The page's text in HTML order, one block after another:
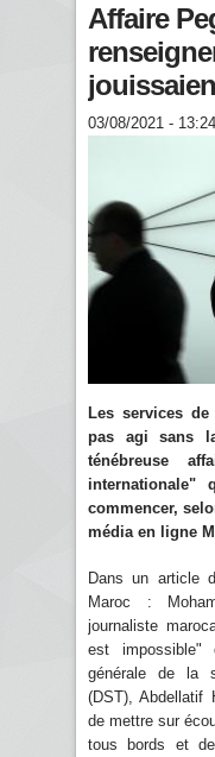
Affaire
03/08/2021 - 13:24
Les services de
pas agi sans
ténébreuse
commencer,
média en ligne
Dans un article
Maroc :
journaliste
est
générale de la
(DST), Abdellatif
de mettre sur
tous bords et